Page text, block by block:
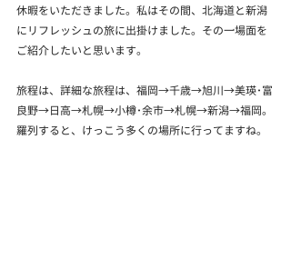
休暇をいただきました。私はその間、北海道と新潟
にリフレッシュの旅に出掛けました。その一場面を
ご紹介したいと思います。
旅程は、詳細な旅程は、福岡→千歳→旭川→美瑛･富
良野→日高→札幌→小樽･余市→札幌→新潟→福岡。
羅列すると、けっこう多くの場所に行ってますね。